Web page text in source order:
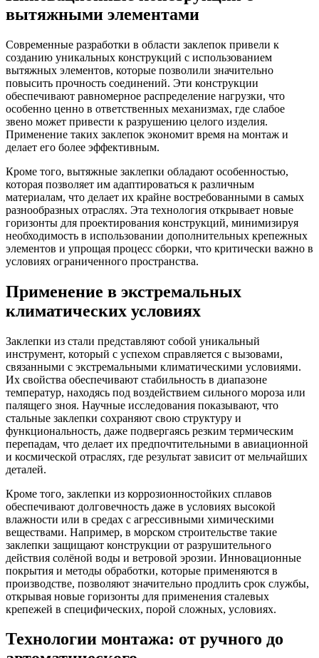
вытяжными элементами
Современные разработки в области заклепок привели к
созданию уникальных конструкций с использованием
вытяжных элементов, которые позволили значительно
повысить прочность соединений. Эти конструкции
обеспечивают равномерное распределение нагрузки, что
особенно ценно в ответственных механизмах, где слабое
звено может привести к разрушению целого изделия.
Применение таких заклепок экономит время на монтаж и
делает его более эффективным.
Кроме того, вытяжные заклепки обладают особенностью,
которая позволяет им адаптироваться к различным
материалам, что делает их крайне востребованными в самых
разнообразных отраслях. Эта технология открывает новые
горизонты для проектирования конструкций, минимизируя
необходимость в использовании дополнительных крепежных
элементов и упрощая процесс сборки, что критически важно в
условиях ограниченного пространства.
Применение в экстремальных
климатических условиях
Заклепки из стали представляют собой уникальный
инструмент, который с успехом справляется с вызовами,
связанными с экстремальными климатическими условиями.
Их свойства обеспечивают стабильность в диапазоне
температур, находясь под воздействием сильного мороза или
палящего зноя. Научные исследования показывают, что
стальные заклепки сохраняют свою структуру и
функциональность, даже подвергаясь резким термическим
перепадам, что делает их предпочтительными в авиационной
и космической отраслях, где результат зависит от мельчайших
деталей.
Кроме того, заклепки из коррозионностойких сплавов
обеспечивают долговечность даже в условиях высокой
влажности или в средах с агрессивными химическими
веществами. Например, в морском строительстве такие
заклепки защищают конструкции от разрушительного
действия солёной воды и ветровой эрозии. Инновационные
покрытия и методы обработки, которые применяются в
производстве, позволяют значительно продлить срок службы,
открывая новые горизонты для применения сталевых
крепежей в специфических, порой сложных, условиях.
Технологии монтажа: от ручного до